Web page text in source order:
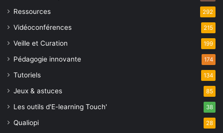
Ressources 292
Vidéoconférences 215
Veille et Curation 199
Pédagogie innovante 174
Tutoriels 134
Jeux & astuces 85
Les outils d'E-learning Touch' 38
Qualiopi 28